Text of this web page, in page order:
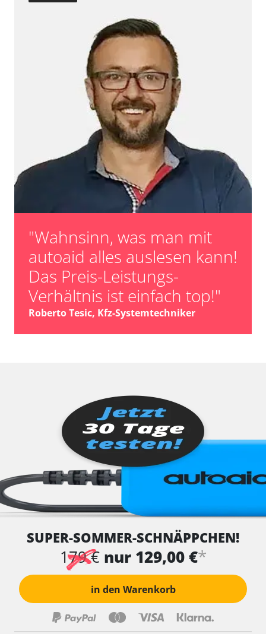
"Wahnsinn, was man mit
autoaid alles auslesen kann!
Das Preis-Leistungs-
Verhältnis ist einfach top!"
Roberto Tesic, Kfz-Systemtechniker
SUPER-SOMMER-SCHNÄPPCHEN!
179 € nur 129,00 €*
in den Warenkorb